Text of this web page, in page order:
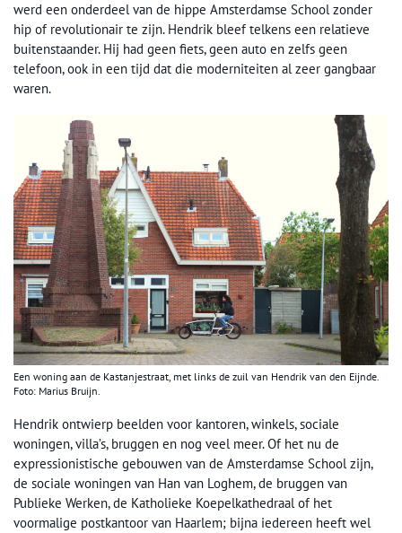
werd een onderdeel van de hippe Amsterdamse School zonder
hip of revolutionair te zijn. Hendrik bleef telkens een relatieve
buitenstaander. Hij had geen fiets, geen auto en zelfs geen
telefoon, ook in een tijd dat die moderniteiten al zeer gangbaar
waren.
Een woning aan de Kastanjestraat, met links de zuil van Hendrik van den Eijnde.
Foto: Marius Bruijn.
Hendrik ontwierp beelden voor kantoren, winkels, sociale
woningen, villa’s, bruggen en nog veel meer. Of het nu de
expressionistische gebouwen van de Amsterdamse School zijn,
de sociale woningen van Han van Loghem, de bruggen van
Publieke Werken, de Katholieke Koepelkathedraal of het
voormalige postkantoor van Haarlem; bijna iedereen heeft wel